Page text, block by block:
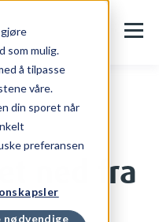
som mulig.
å tilpasse
våre.
din sporet når
preferansen
nødvendige
ned fra